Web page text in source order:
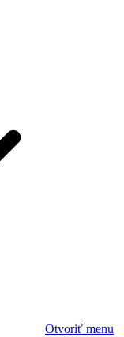
Otvoriť menu